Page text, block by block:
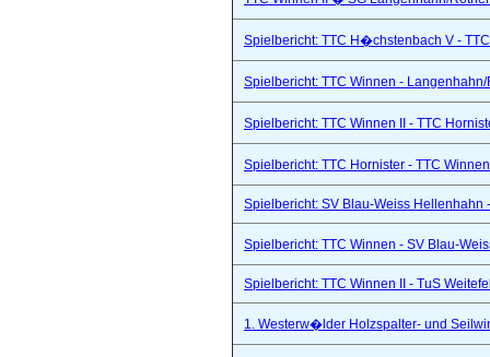
Spielbericht: TTC H�chstenbach V -
Spielbericht: TTC Winnen -
Spielbericht: TTC Winnen II - TTC
Spielbericht: TTC Hornister - TTC
Spielbericht: SV Blau-Weiss Hellenhahn
Spielbericht: TTC Winnen - SV Blau-
Spielbericht: TTC Winnen II - TuS
1. Westerw�lder Holzspalter- und